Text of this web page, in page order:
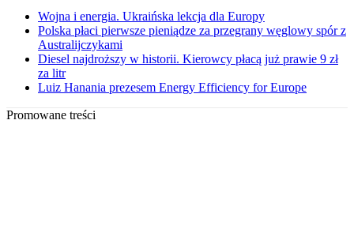
Wojna i energia. Ukraińska lekcja dla Europy
Polska płaci pierwsze pieniądze za przegrany węglowy spór z
Australijczykami
Diesel najdroższy w historii. Kierowcy płacą już prawie 9 zł
za litr
Luiz Hanania prezesem Energy Efficiency for Europe
Promowane treści